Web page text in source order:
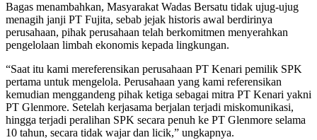
Bagas menambahkan, Masyarakat Wadas Bersatu tidak ujug-ujug
menagih janji PT Fujita, sebab jejak historis awal berdirinya
perusahaan, pihak perusahaan telah berkomitmen menyerahkan
pengelolaan limbah ekonomis kepada lingkungan.
“Saat itu kami mereferensikan perusahaan PT Kenari pemilik SPK
pertama untuk mengelola. Perusahaan yang kami referensikan
kemudian menggandeng pihak ketiga sebagai mitra PT Kenari yakni
PT Glenmore. Setelah kerjasama berjalan terjadi miskomunikasi,
hingga terjadi peralihan SPK secara penuh ke PT Glenmore selama
10 tahun, secara tidak wajar dan licik,” ungkapnya.